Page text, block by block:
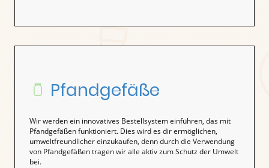
🫙 Pfandgefäße
Wir werden ein innovatives Bestellsystem einführen, das mit
Pfandgefäßen funktioniert. Dies wird es dir ermöglichen,
umweltfreundlicher einzukaufen, denn durch die Verwendung
von Pfandgefäßen tragen wir alle aktiv zum Schutz der Umwelt
bei.